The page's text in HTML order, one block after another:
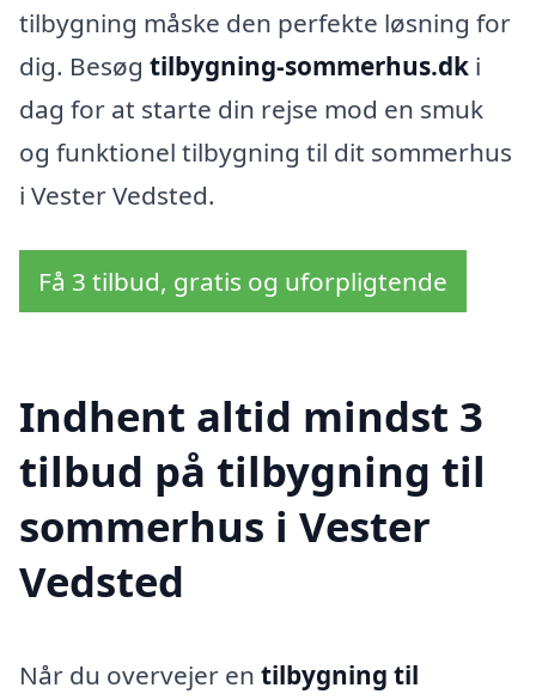
tilbygning måske den perfekte løsning for
dig. Besøg tilbygning-sommerhus.dk i
dag for at starte din rejse mod en smuk
og funktionel tilbygning til dit sommerhus
i Vester Vedsted.
Få 3 tilbud, gratis og uforpligtende
Indhent altid mindst 3
tilbud på tilbygning til
sommerhus i Vester
Vedsted
Når du overvejer en tilbygning til